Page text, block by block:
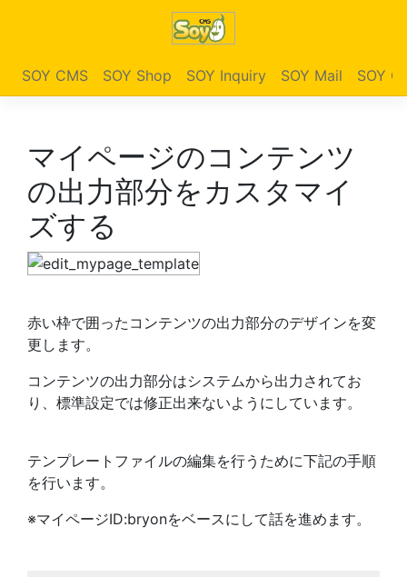
SOY CMS SOY Shop SOY Inquiry SOY Mail SOY
マイページのコンテンツ
の出力部分をカスタマイ
ズする
赤い枠で囲ったコンテンツの出力部分のデザインを変
更します。
コンテンツの出力部分はシステムから出力されてお
り、標準設定では修正出来ないようにしています。
テンプレートファイルの編集を行うために下記の手順
を行います。
※マイページID:bryonをベースにして話を進めます。